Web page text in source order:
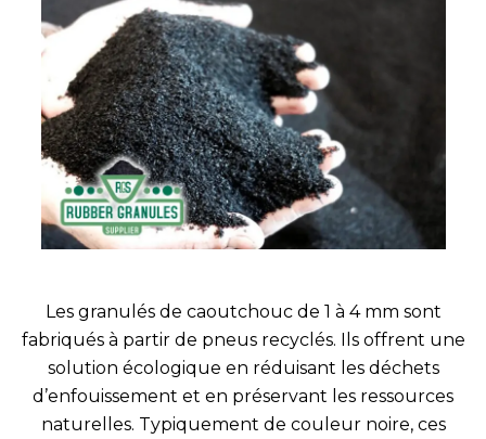
Les granulés de caoutchouc de 1 à 4 mm sont
fabriqués à partir de pneus recyclés. Ils offrent une
solution écologique en réduisant les déchets
d’enfouissement et en préservant les ressources
naturelles. Typiquement de couleur noire, ces